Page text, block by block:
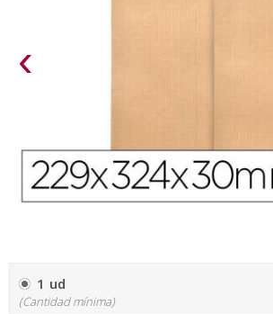
‹
1 ud
(Cantidad mínima)